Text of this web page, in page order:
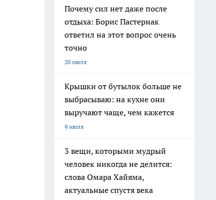
Почему сил нет даже после
отдыха: Борис Пастернак
ответил на этот вопрос очень
точно
20 июля
Крышки от бутылок больше не
выбрасываю: на кухне они
выручают чаще, чем кажется
9 июля
3 вещи, которыми мудрый
человек никогда не делится:
слова Омара Хайяма,
актуальные спустя века